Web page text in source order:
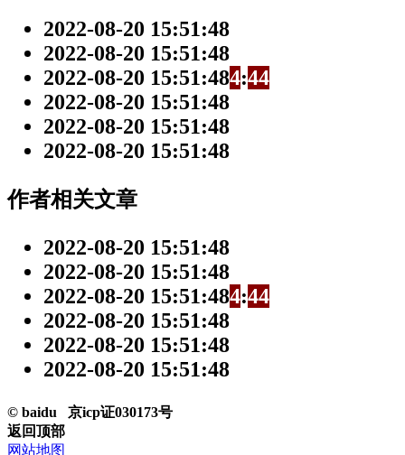
2022-08-20 15:51:48
2022-08-20 15:51:48
2022-08-20 15:51:484:44
2022-08-20 15:51:48
2022-08-20 15:51:48
2022-08-20 15:51:48
作者相关文章
2022-08-20 15:51:48
2022-08-20 15:51:48
2022-08-20 15:51:484:44
2022-08-20 15:51:48
2022-08-20 15:51:48
2022-08-20 15:51:48
© baidu
京icp证030173号
返回顶部
网站地图